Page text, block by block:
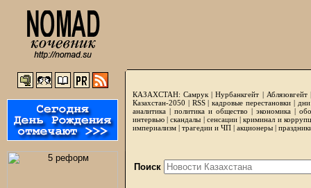
КАЗАХСТАН: Самрук |Нурбанкгейт | Аблязовгейт
Казахстан-2050 | RSS|кадровые перестановки|
аналитика | политика и общество | экономика |
интервью |скандалы | сенсации|криминал и
империализм | трагедии и ЧП | акционеры |
Поиск